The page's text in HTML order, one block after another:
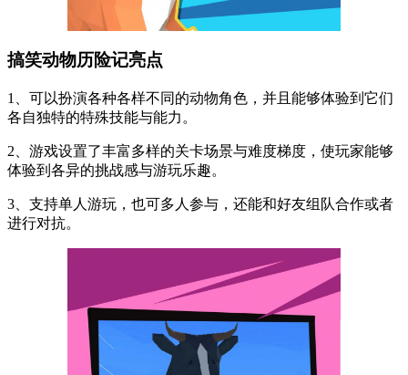
搞笑动物历险记亮点
1、可以扮演各种各样不同的动物角色，并且能够体验到它们
各自独特的特殊技能与能力。
2、游戏设置了丰富多样的关卡场景与难度梯度，使玩家能够
体验到各异的挑战感与游玩乐趣。
3、支持单人游玩，也可多人参与，还能和好友组队合作或者
进行对抗。